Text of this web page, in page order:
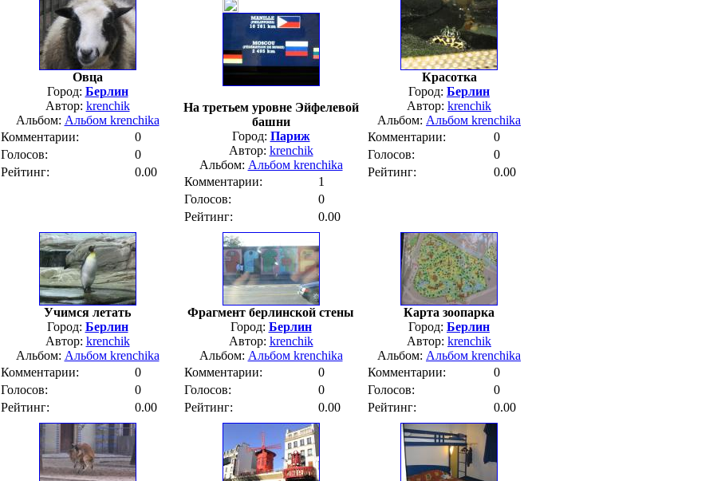
Овца
Город: Берлин
Автор: krenchik
Альбом: Альбом krenchika
Комментарии:
0
Голосов:
0
Рейтинг:
0.00
На третьем уровне Эйфелевой
башни
Город: Париж
Автор: krenchik
Альбом: Альбом krenchika
Комментарии:
1
Голосов:
0
Рейтинг:
0.00
Красотка
Город: Берлин
Автор: krenchik
Альбом: Альбом krenchika
Комментарии:
0
Голосов:
0
Рейтинг:
0.00
Учимся летать
Город: Берлин
Автор: krenchik
Альбом: Альбом krenchika
Комментарии:
0
Голосов:
0
Рейтинг:
0.00
Фрагмент берлинской стены
Город: Берлин
Автор: krenchik
Альбом: Альбом krenchika
Комментарии:
0
Голосов:
0
Рейтинг:
0.00
Карта зоопарка
Город: Берлин
Автор: krenchik
Альбом: Альбом krenchika
Комментарии:
0
Голосов:
0
Рейтинг:
0.00